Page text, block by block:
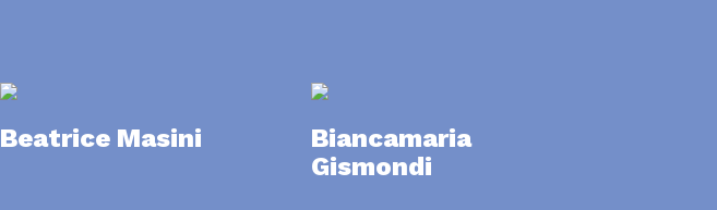
Beatrice Masini
Biancamaria
Gismondi